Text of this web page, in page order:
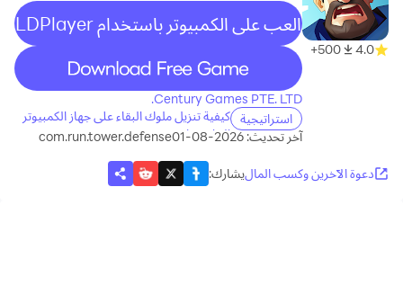
4.0
500+
العب على الكمبيوتر باستخدام LDPlayer
recommend
Century Games PTE. LTD.
استراتيجية كيفية تنزيل ملوك البقاء على جهاز الكمبيوتر
الخاص بك
آخر تحديث: 2026-08-01 com.run.tower.defense
دعوة الآخرين وكسب الماليشارك: